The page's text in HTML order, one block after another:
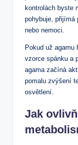
kontrolách ⁤byste
pohybuje, přijímá
nebo nemoci.
Pokud už
⁤vzorce spánku a
agama⁤ začíná
pomalu zvýšení
osvětlení.
Jak